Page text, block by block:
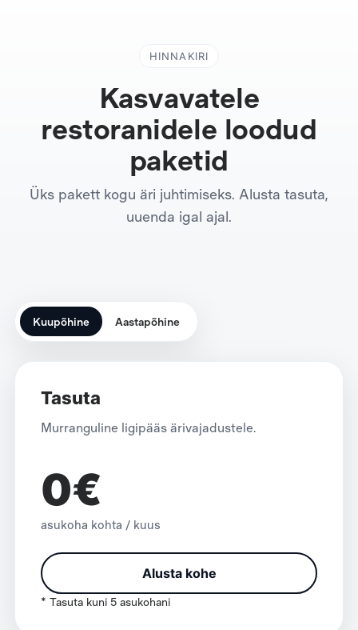
HINNAKIRI
Kasvavatele
restoranidele loodud
paketid
Üks pakett kogu äri juhtimiseks. Alusta tasuta,
uuenda igal ajal.
Kuupõhine Aastapõhine
Tasuta
Murranguline ligipääs ärivajadustele.
0€
asukoha kohta / kuus
Alusta kohe
* Tasuta kuni 5 asukohani